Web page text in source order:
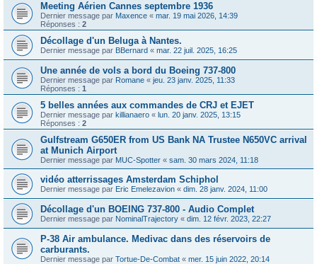
Meeting Aérien Cannes septembre 1936
Dernier message par Maxence « mar. 19 mai 2026, 14:39
Réponses : 2
Décollage d'un Beluga à Nantes.
Dernier message par BBernard « mar. 22 juil. 2025, 16:25
Une année de vols a bord du Boeing 737-800
Dernier message par Romane « jeu. 23 janv. 2025, 11:33
Réponses : 1
5 belles années aux commandes de CRJ et EJET
Dernier message par killianaero « lun. 20 janv. 2025, 13:15
Réponses : 2
Gulfstream G650ER from US Bank NA Trustee N650VC arrival
at Munich Airport
Dernier message par MUC-Spotter « sam. 30 mars 2024, 11:18
vidéo atterrissages Amsterdam Schiphol
Dernier message par Eric Emelezavion « dim. 28 janv. 2024, 11:00
Décollage d'un BOEING 737-800 - Audio Complet
Dernier message par NominalTrajectory « dim. 12 févr. 2023, 22:27
P-38 Air ambulance. Medivac dans des réservoirs de
carburants.
Dernier message par Tortue-De-Combat « mer. 15 juin 2022, 20:14